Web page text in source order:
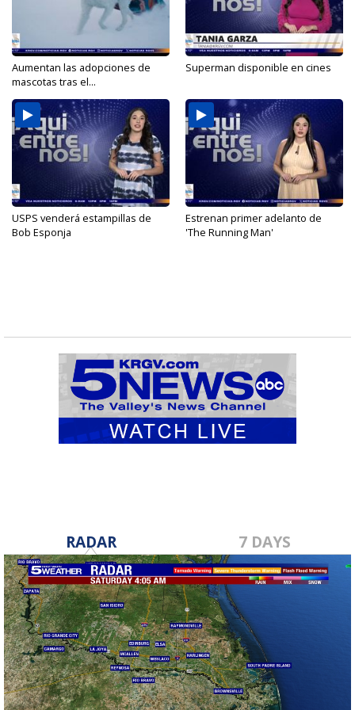
Aumentan las adopciones de
mascotas tras el...
Superman disponible en cines
USPS venderá estampillas de
Bob Esponja
Estrenan primer adelanto de
'The Running Man'
RADAR 7 DAYS